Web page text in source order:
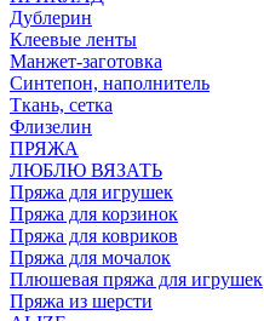
Дублерин
Клеевые ленты
Манжет-заготовка
Синтепон, наполнитель
Ткань, сетка
Флизелин
ПРЯЖА
ЛЮБЛЮ ВЯЗАТЬ
Пряжа для игрушек
Пряжа для корзинок
Пряжа для ковриков
Пряжа для мочалок
Плюшевая пряжа для игрушек
Пряжа из шерсти